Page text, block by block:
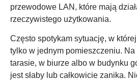
przewodowe LAN, które mają
rzeczywistego użytkowania.
Często spotykam sytuację, w
tylko w jednym pomieszczeniu.
tarasie, w biurze albo w budynku
jest słaby lub całkowicie zanika.